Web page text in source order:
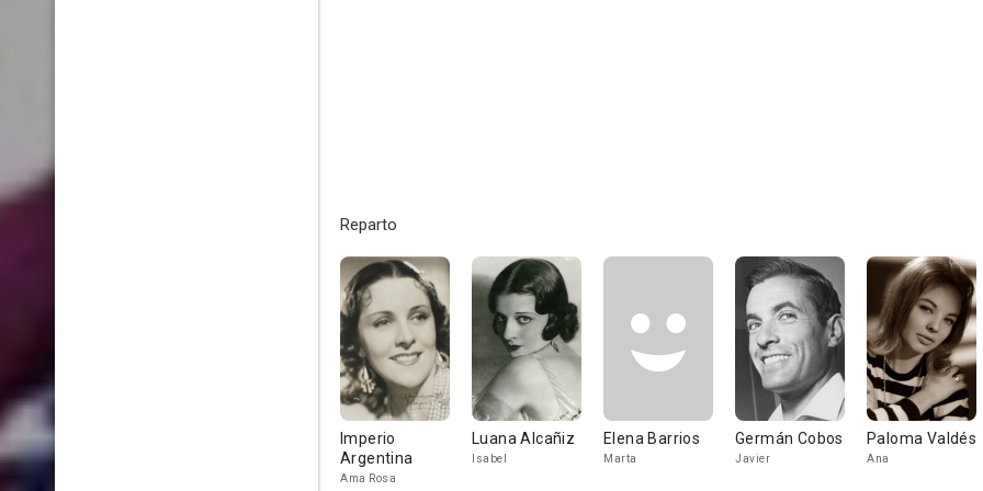
Reparto
Imperio
Argentina
Ama Rosa
Luana Alcañiz
Isabel
Elena Barrios
Marta
Germán Cobos
Javier
Paloma Valdés
Ana